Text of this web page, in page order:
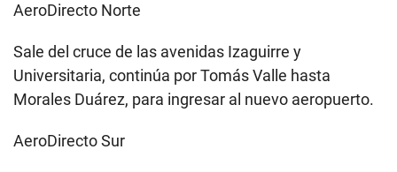
AeroDirecto Norte
Sale del cruce de las avenidas Izaguirre y
Universitaria, continúa por Tomás Valle hasta
Morales Duárez, para ingresar al nuevo aeropuerto.
AeroDirecto Sur